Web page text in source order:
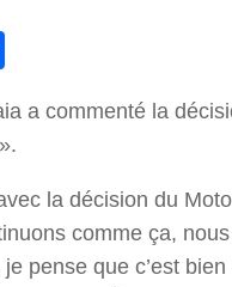
a commenté la
la décision du
comme ça,
pense que c’est